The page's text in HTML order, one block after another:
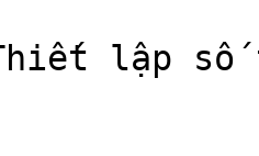
lập số